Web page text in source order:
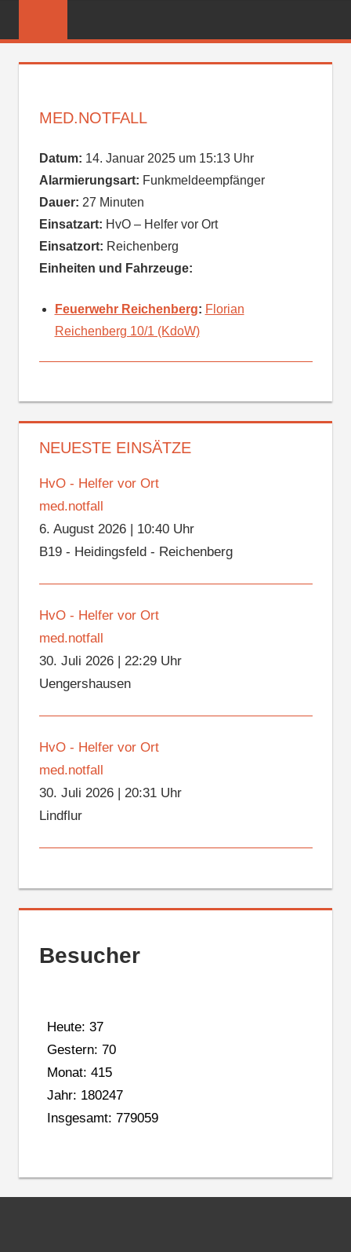
FEUERWEHR
MED.NOTFALL
Datum: 14. Januar 2025 um 15:13 Uhr
Alarmierungsart: Funkmeldeempfänger
Dauer: 27 Minuten
Einsatzart: HvO – Helfer vor Ort
Einsatzort: Reichenberg
Einheiten und Fahrzeuge:
Feuerwehr Reichenberg: Florian
Reichenberg 10/1 (KdoW)
NEUESTE EINSÄTZE
HvO - Helfer vor Ort
med.notfall
6. August 2026| 10:40 Uhr
B19 - Heidingsfeld - Reichenberg
HvO - Helfer vor Ort
med.notfall
30. Juli 2026| 22:29 Uhr
Uengershausen
HvO - Helfer vor Ort
med.notfall
30. Juli 2026| 20:31 Uhr
Lindflur
Besucher
Heute: 37
Gestern: 70
Monat: 415
Jahr: 180247
Insgesamt: 779059